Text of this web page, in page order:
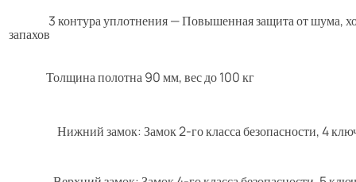
3 контура уплотнения — Повышенная защита от шума,
запахов
Толщина полотна 90 мм, вес до 100 кг
Нижний замок: Замок 2-го класса безопасности, 4